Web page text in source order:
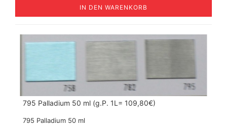
IN DEN WARENKORB
795 Palladium 50 ml (g.P. 1L= 109,80€)
795 Palladium 50 ml